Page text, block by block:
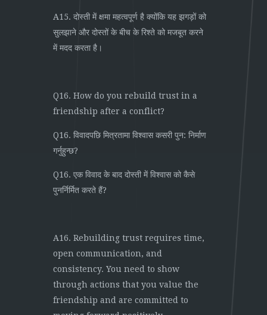
A15. दोस्ती में क्षमा महत्वपूर्ण है क्योंकि यह झगड़ों को
सुलझाने और दोस्तों के बीच के रिश्ते को मजबूत करने
में मदद करता है।
Q16. How do you rebuild trust in a
friendship after a conflict?
Q16. विवादपछि मित्रतामा विश्वास कसरी पुन: निर्माण
गर्नुहुन्छ?
Q16. एक विवाद के बाद दोस्ती में विश्वास को कैसे
पुनर्निर्मित करते हैं?
A16. Rebuilding trust requires time,
open communication, and
consistency. You need to show
through actions that you value the
friendship and are committed to